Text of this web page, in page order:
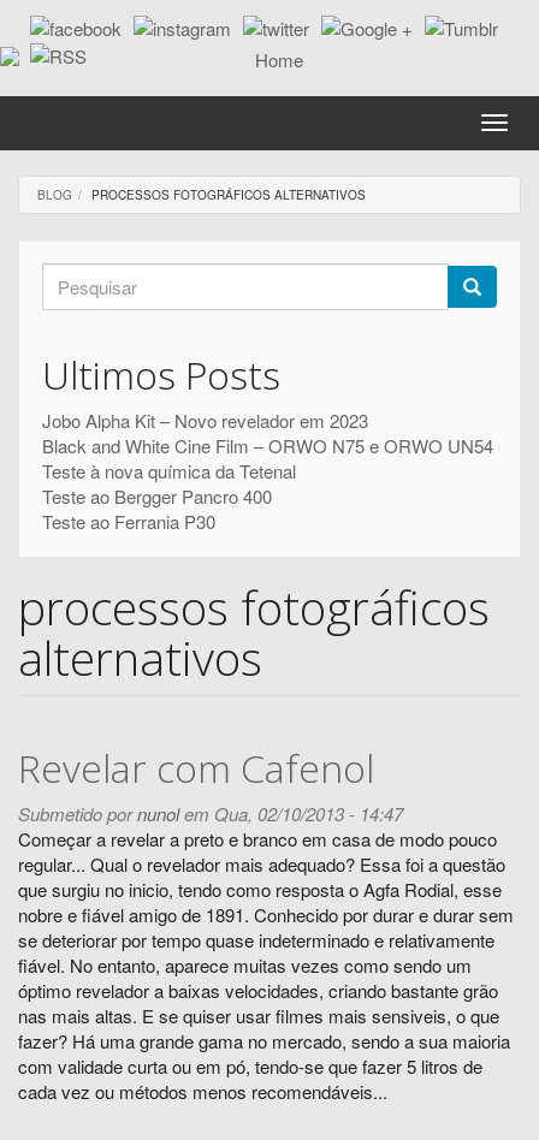
Passar
para
o
Toggle
BLOG PROCESSOS FOTOGRÁFICOS ALTERNATIVOS
Formulário
de
pesquisa
Ultimos Posts
Jobo Alpha Kit – Novo revelador em 2023
Black and White Cine Film – ORWO N75 e ORWO UN54
Teste à nova química da Tetenal
Teste ao Bergger Pancro 400
Teste ao Ferrania P30
processos fotográficos
alternativos
Revelar com Cafenol
Submetido pornunolem Qua, 02/10/2013 - 14:47
Começar a revelar a preto e branco em casa de modo pouco
regular... Qual o revelador mais adequado? Essa foi a questão
que surgiu no inicio, tendo como resposta o Agfa Rodial, esse
nobre e fiável amigo de 1891. Conhecido por durar e durar sem
se deteriorar por tempo quase indeterminado e relativamente
fiável. No entanto, aparece muitas vezes como sendo um
óptimo revelador a baixas velocidades, criando bastante grão
nas mais altas. E se quiser usar filmes mais sensiveis, o que
fazer? Há uma grande gama no mercado, sendo a sua maioria
com validade curta ou em pó, tendo-se que fazer 5 litros de
cada vez ou métodos menos recomendáveis...